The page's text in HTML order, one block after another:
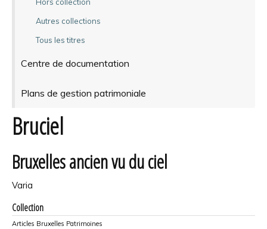
Autres collections
Tous les titres
Centre de documentation
Plans de gestion patrimoniale
Bruciel
Bruxelles ancien vu du ciel
Varia
Collection
Articles Bruxelles Patrimoines